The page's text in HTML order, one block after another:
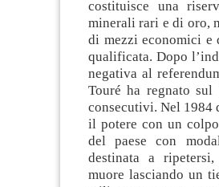
costituisce una
minerali rari e di oro,
di mezzi economici e
qualificata. Dopo
negativa al
Touré ha regnato sul
consecutivi. Nel 1984
il potere con un
del paese con
destinata a
muore lasciando un